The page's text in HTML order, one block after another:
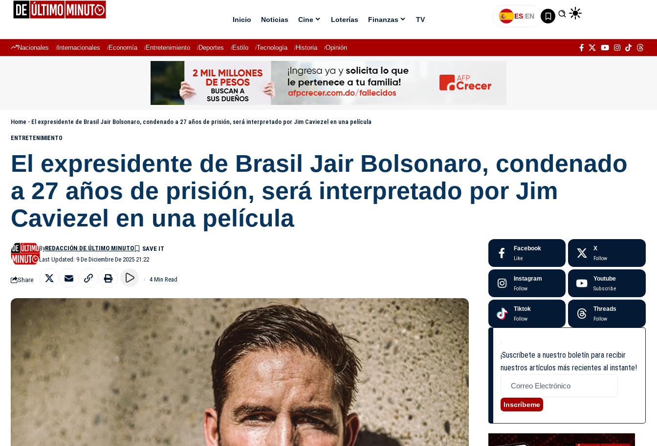
Inicio Noticias Cine Loterías Finanzas TV ES|EN
Nacionales Internacionales Economía Entretenimiento Deportes Estilo Tecnología Historia Opinión
Home - El expresidente de Brasil Jair Bolsonaro, condenado a 27 años de prisión, será interpretado por Jim Caviezel en una película
ENTRETENIMIENTO
El expresidente de Brasil Jair Bolsonaro, condenado
a 27 años de prisión, será interpretado por Jim
Caviezel en una película
Last Updated: 9 De Diciembre De 2025 21:22
ByREDACCIÓN DE ÚLTIMO MINUTO
Share 4 Min Read
Facebook
Like
X
Follow
Instagram
Follow
Youtube
Subscribe
Tiktok
Follow
Threads
Follow
¡Suscríbete a nuestro boletín para recibir
nuestros artículos más recientes al instante!
Inscríbeme